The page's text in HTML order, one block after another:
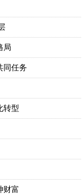
局
同任务
转型
财富